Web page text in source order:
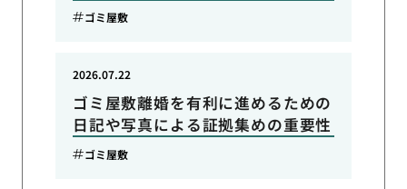
ゴミ屋敷
ゴミ屋敷離婚を有利に進めるための
日記や写真による証拠集めの重要性
2026.07.22
ゴミ屋敷